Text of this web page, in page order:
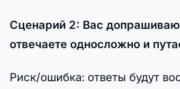
Сценарий 2: Вас
отвечаете односложно и
Риск/ошибка: ответы будут